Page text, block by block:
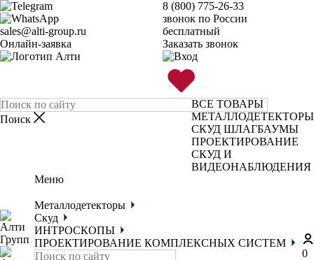
sales@alti-group.ru
Онлайн-заявка
8 (800) 775-26-33
звонок по России
бесплатный
Заказать звонок
ВСЕ ТОВАРЫ
МЕТАЛЛОДЕТЕКТОРЫ
СКУД ШЛАГБАУМЫ
ПРОЕКТИРОВАНИЕ
СКУД И
ВИДЕОНАБЛЮДЕНИЯ
Меню
Металлодетекторы
Скуд
ИНТРОСКОПЫ
ПРОЕКТИРОВАНИЕ КОМПЛЕКСНЫХ СИСТЕМ
0